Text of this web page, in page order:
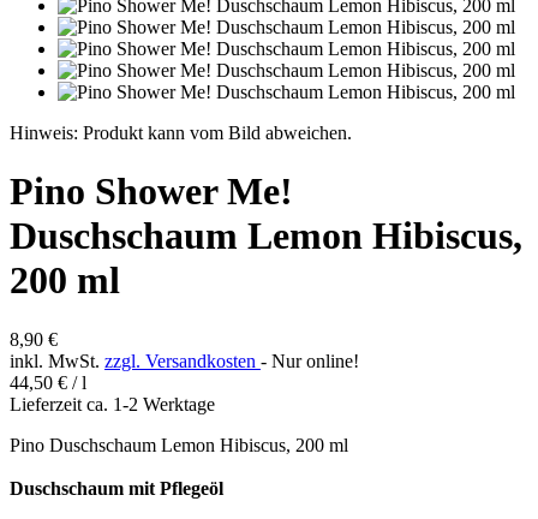
Hinweis: Produkt kann vom Bild abweichen.
Pino Shower Me!
Duschschaum Lemon Hibiscus,
200 ml
8,90 €
inkl. MwSt. zzgl. Versandkosten - Nur online!
44,50 € / l
Lieferzeit ca. 1-2 Werktage
Pino Duschschaum Lemon Hibiscus, 200 ml
Duschschaum mit Pflegeöl